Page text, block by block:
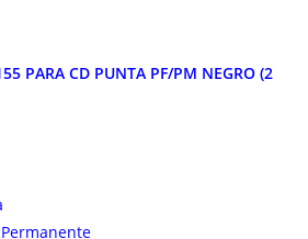
PARA CD PUNTA PF/PM NEGRO (2